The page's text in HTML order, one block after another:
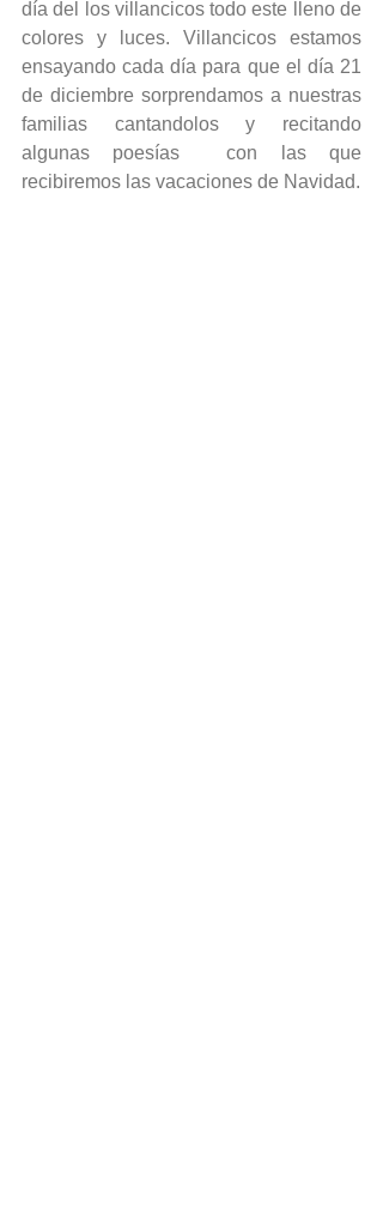
día del los villancicos todo este lleno de
colores y luces. Villancicos estamos
ensayando cada día para que el día 21
de diciembre sorprendamos a nuestras
familias cantandolos y recitando
algunas poesías  con las que
recibiremos las vacaciones de Navidad.